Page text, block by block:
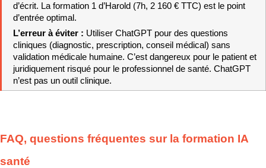
d’écrit. La formation 1 d’Harold (7h, 2 160 € TTC) est le point
d’entrée optimal.
L’erreur à éviter : Utiliser ChatGPT pour des questions
cliniques (diagnostic, prescription, conseil médical) sans
validation médicale humaine. C’est dangereux pour le patient et
juridiquement risqué pour le professionnel de santé. ChatGPT
n’est pas un outil clinique.
FAQ, questions fréquentes sur la formation IA
santé